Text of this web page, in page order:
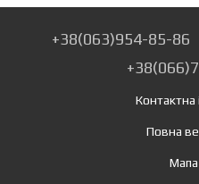
+38(063)954-85-86
Контактна
Повна
Мапа